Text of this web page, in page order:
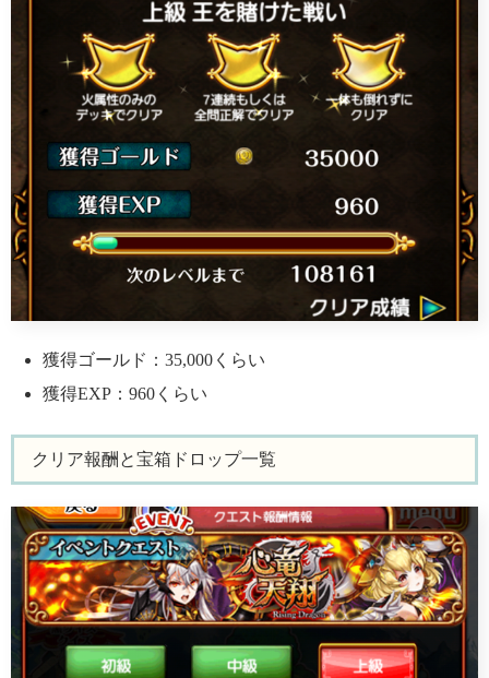
獲得ゴールド：35,000くらい
獲得EXP：960くらい
クリア報酬と宝箱ドロップ一覧